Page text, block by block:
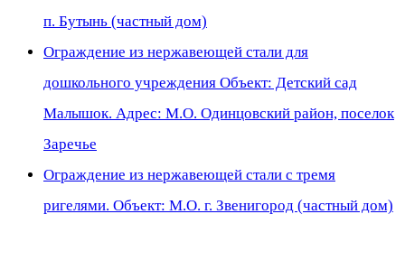
п. Бутынь (частный дом)
Ограждение из нержавеющей стали для
дошкольного учреждения Объект: Детский сад
Малышок. Адрес: М.О. Одинцовский район, поселок
Заречье
Ограждение из нержавеющей стали с тремя
ригелями. Объект: М.О. г. Звенигород (частный дом)